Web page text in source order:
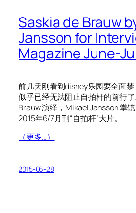
Saskia de Brauw
Jansson for
Magazine June-
前几天刚看到disney乐园要全面
似乎已经无法阻止自拍杆的前行
Brauw 演绎，Mikael Jansson 掌
2015年6/7月刊“自拍杆”大片。
（更多…）
2015-06-28